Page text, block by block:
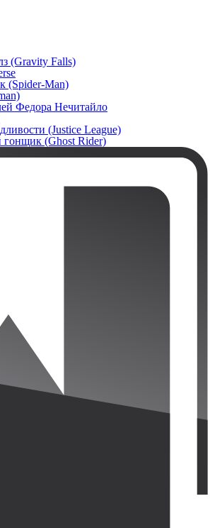
(Gravity Falls)
(Spider-Man)
Федора Нечитайло
(Justice League)
(Ghost Rider)